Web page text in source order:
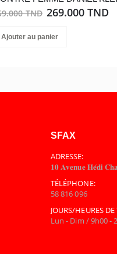
TND 269.000 TND
Ajouter au panier
SFAX
ADRESSE:
𝟏𝟎 𝐀𝐯𝐞𝐧𝐮𝐞 𝐇𝐞́𝐝𝐢
TÉLÉPHONE:
58 816 096
JOURS/HEURES
Lun - Dim / 9h00 -